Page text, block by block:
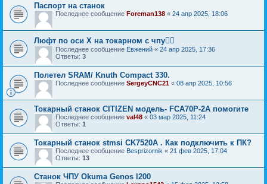
Паспорт на станок
Последнее сообщение Foreman138 « 24 апр 2025, 18:06
Люфт по оси X на токарном с чпу🤦‍♂️
Последнее сообщение Евжений « 24 апр 2025, 17:36
Ответы: 3
Полетел SRAM/ Knuth Compact 330.
Последнее сообщение SergeyCNC21 « 08 апр 2025, 10:56
Токарный станок CITIZEN модель- FCA70P-2A помогите
Последнее сообщение val48 « 03 мар 2025, 11:24
Ответы: 1
Токарный станок stmsi CK7520A . Как подключить к ПК?
Последнее сообщение Besprizornik « 21 фев 2025, 17:04
Ответы: 13
Станок ЧПУ Okuma Genos l200